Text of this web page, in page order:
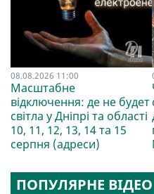
08.08.2026 11:00
Масштабне
відключення: де не будет
світла у Дніпрі та області
10, 11, 12, 13, 14 та 15
серпня (адреси)
ПОПУЛЯРНЕ ВІДЕО